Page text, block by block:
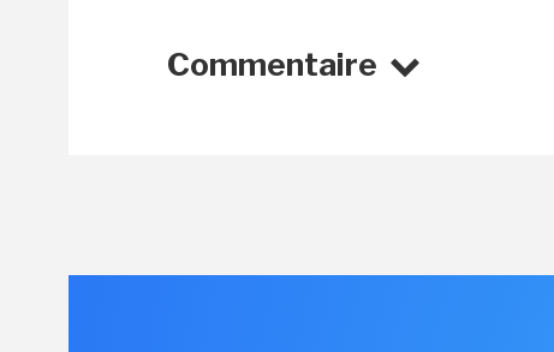
Commentaire